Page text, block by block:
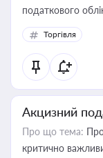
податкового
Торгівля
Акцизний
Про що тема:
критично